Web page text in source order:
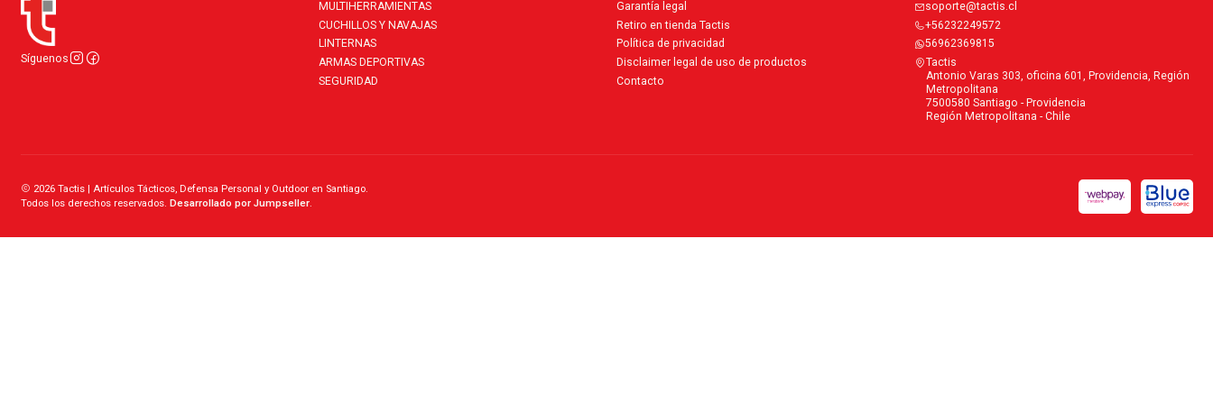
Síguenos
MULTIHERRAMIENTAS
CUCHILLOS Y NAVAJAS
LINTERNAS
ARMAS DEPORTIVAS
SEGURIDAD
Garantía legal
Retiro en tienda Tactis
Política de privacidad
Disclaimer legal de uso de productos
Contacto
soporte@tactis.cl
+56232249572
56962369815
Tactis
Antonio Varas 303, oficina 601, Providencia, Región
Metropolitana
7500580 Santiago - Providencia
Región Metropolitana - Chile
2026 Tactis | Artículos Tácticos, Defensa Personal y Outdoor en Santiago.
Todos los derechos reservados. Desarrollado por Jumpseller.